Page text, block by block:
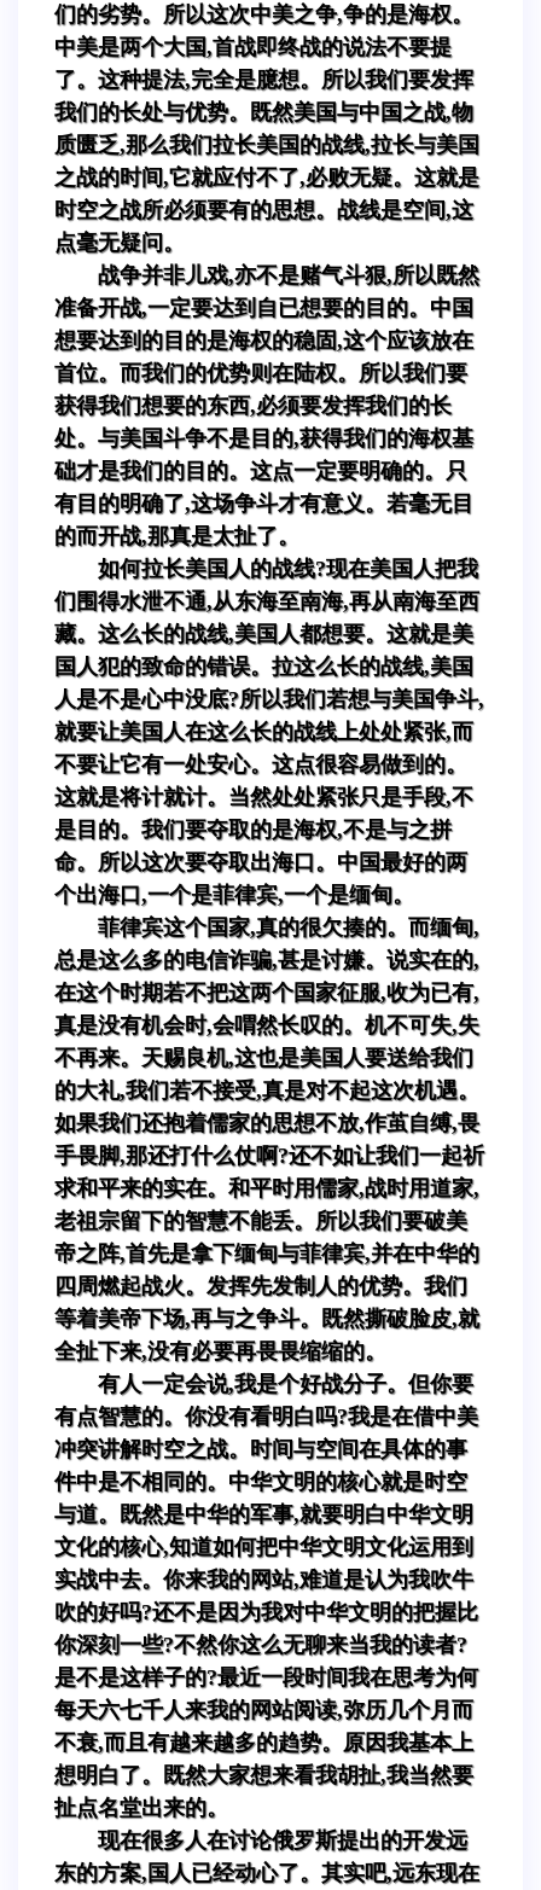
们的劣势。所以这次中美之争,争的是海权。
中美是两个大国,首战即终战的说法不要提
了。这种提法,完全是臆想。所以我们要发挥
我们的长处与优势。既然美国与中国之战,物
质匮乏,那么我们拉长美国的战线,拉长与美国
之战的时间,它就应付不了,必败无疑。这就是
时空之战所必须要有的思想。战线是空间,这
点毫无疑问。
战争并非儿戏,亦不是赌气斗狠,所以既然
准备开战,一定要达到自已想要的目的。中国
想要达到的目的是海权的稳固,这个应该放在
首位。而我们的优势则在陆权。所以我们要
获得我们想要的东西,必须要发挥我们的长
处。与美国斗争不是目的,获得我们的海权基
础才是我们的目的。这点一定要明确的。只
有目的明确了,这场争斗才有意义。若毫无目
的而开战,那真是太扯了。
如何拉长美国人的战线?现在美国人把我
们围得水泄不通,从东海至南海,再从南海至西
藏。这么长的战线,美国人都想要。这就是美
国人犯的致命的错误。拉这么长的战线,美国
人是不是心中没底?所以我们若想与美国争斗,
就要让美国人在这么长的战线上处处紧张,而
不要让它有一处安心。这点很容易做到的。
这就是将计就计。当然处处紧张只是手段,不
是目的。我们要夺取的是海权,不是与之拼
命。所以这次要夺取出海口。中国最好的两
个出海口,一个是菲律宾,一个是缅甸。
菲律宾这个国家,真的很欠揍的。而缅甸,
总是这么多的电信诈骗,甚是讨嫌。说实在的,
在这个时期若不把这两个国家征服,收为已有,
真是没有机会时,会喟然长叹的。机不可失,失
不再来。天赐良机,这也是美国人要送给我们
的大礼,我们若不接受,真是对不起这次机遇。
如果我们还抱着儒家的思想不放,作茧自缚,畏
手畏脚,那还打什么仗啊?还不如让我们一起祈
求和平来的实在。和平时用儒家,战时用道家,
老祖宗留下的智慧不能丢。所以我们要破美
帝之阵,首先是拿下缅甸与菲律宾,并在中华的
四周燃起战火。发挥先发制人的优势。我们
等着美帝下场,再与之争斗。既然撕破脸皮,就
全扯下来,没有必要再畏畏缩缩的。
有人一定会说,我是个好战分子。但你要
有点智慧的。你没有看明白吗?我是在借中美
冲突讲解时空之战。时间与空间在具体的事
件中是不相同的。中华文明的核心就是时空
与道。既然是中华的军事,就要明白中华文明
文化的核心,知道如何把中华文明文化运用到
实战中去。你来我的网站,难道是认为我吹牛
吹的好吗?还不是因为我对中华文明的把握比
你深刻一些?不然你这么无聊来当我的读者?
是不是这样子的?最近一段时间我在思考为何
每天六七千人来我的网站阅读,弥历几个月而
不衰,而且有越来越多的趋势。原因我基本上
想明白了。既然大家想来看我胡扯,我当然要
扯点名堂出来的。
现在很多人在讨论俄罗斯提出的开发远
东的方案,国人已经动心了。其实吧,远东现在